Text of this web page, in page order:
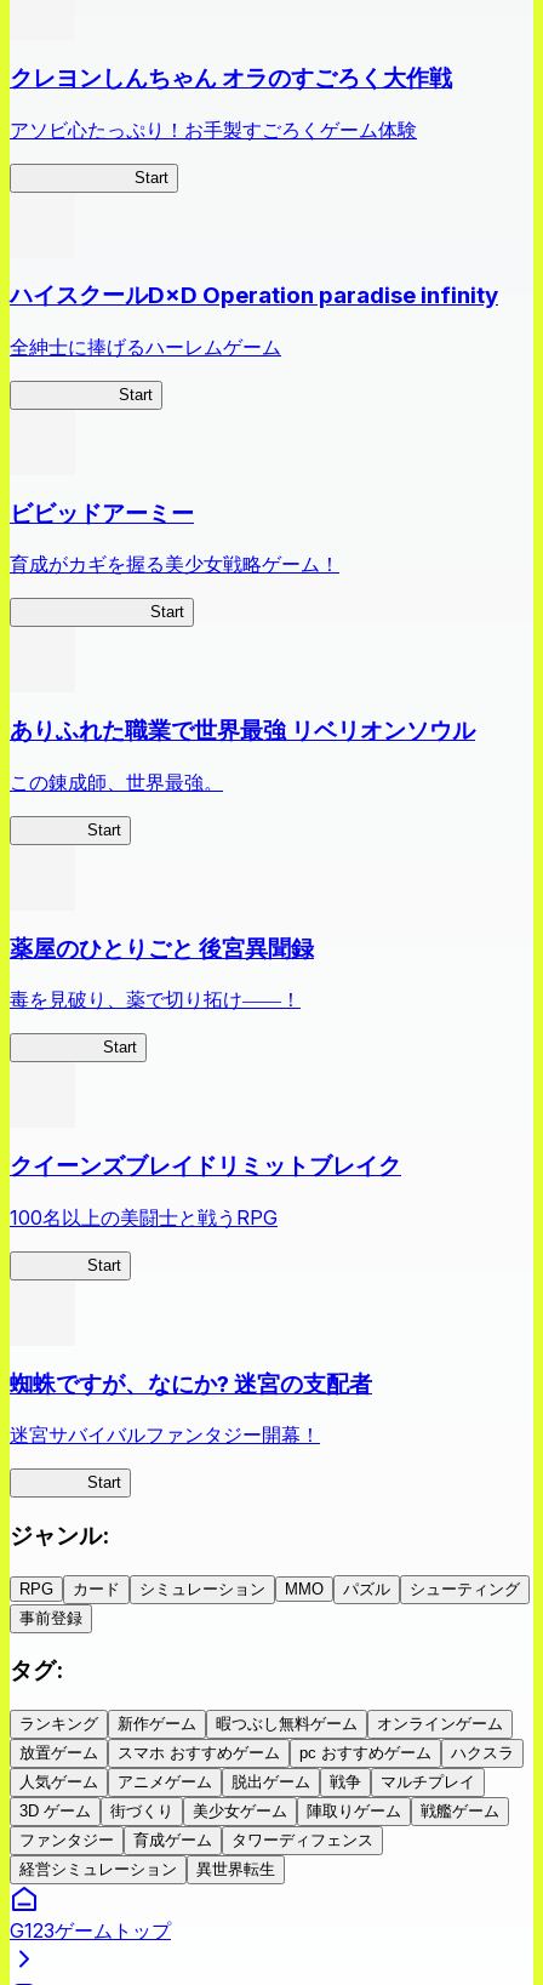
クレヨンしんちゃん オラのすごろく大作戦
アソビ心たっぷり！お手製すごろくゲーム体験
Start
ハイスクールD×D Operation paradise infinity
全紳士に捧げるハーレムゲーム
Start
ビビッドアーミー
育成がカギを握る美少女戦略ゲーム！
Start
ありふれた職業で世界最強 リベリオンソウル
この錬成師、世界最強。
Start
薬屋のひとりごと 後宮異聞録
毒を見破り、薬で切り拓け――！
Start
クイーンズブレイドリミットブレイク
100名以上の美闘士と戦うRPG
Start
蜘蛛ですが、なにか? 迷宮の支配者
迷宮サバイバルファンタジー開幕！
Start
ジャンル:
RPG カード シミュレーション MMO パズル
シューティング
事前登録
タグ:
ランキング 新作ゲーム 暇つぶし無料ゲーム
オンラインゲーム
放置ゲーム
スマホ おすすめゲーム pc おすすめゲーム
ハクスラ
人気ゲーム
アニメゲーム 脱出ゲーム 戦争
マルチプレイ
3D ゲーム
街づくり 美少女ゲーム 陣取りゲーム
戦艦ゲーム
ファンタジー
育成ゲーム
タワーディフェンス
経営シミュレーション
異世界転生
G123ゲームトップ